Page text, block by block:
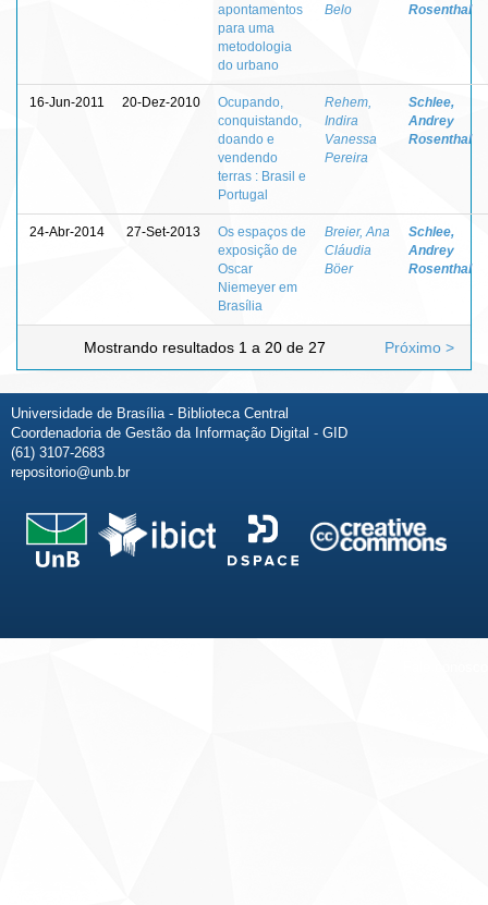
apontamentos
para uma
metodologia
do urbano
Belo
Rosenthal
16-Jun-2011 20-Dez-2010
Ocupando,
conquistando,
doando e
vendendo
terras : Brasil e
Portugal
Rehem,
Indira
Vanessa
Pereira
Schlee,
Andrey
Rosenthal
24-Abr-2014 27-Set-2013
Os espaços de
exposição de
Oscar
Niemeyer em
Brasília
Breier, Ana
Cláudia
Böer
Schlee,
Andrey
Rosenthal
Mostrando resultados 1 a 20 de 27 Próximo >
Universidade de Brasília - Biblioteca Central
Coordenadoria de Gestão da Informação Digital - GID
(61) 3107-2683
repositorio@unb.br